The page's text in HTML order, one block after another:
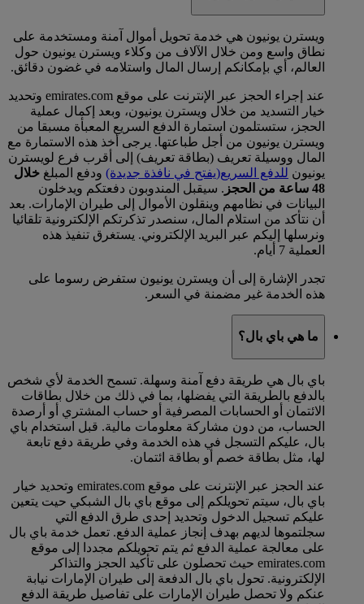
ويسترن يونيون هي خدمة تحويل أموال آمنة ومستخدمة على
نطاق واسع ومن خلال الآلاف من وكلاء ويسترن يونيون حول
العالم، أي بإمكانكم إرسال المال واستلامه في غضون دقائق.
عند إجراء الحجز عبر الإنترنت على موقع emirates.com وتحديد
خيار التسديد من خلال ويسترن يونيون، وبعد إكمال عملية
الحجز، ستستلمون استمارة الدفع السريع المعبأة مسبقا من
ويسترن يونيون من أجل طباعتها. يرجى أخذ هذه الاستمارة مع
المال ووسيلة تعريف (بطاقة تعريف) إلى أقرب فرع لويسترن
يونيون للدفع السريع(يفتح في نافذة جديدة) ودفع المبلغ خلال
48 ساعة من الحجز
. سيقبل المندوبون دفعتكم ويدخلون
البيانات في نظامهم وينقلون الأموال إلى طيران الإمارات. بعد
أن نتأكد من استلام المال، سنصدر تذكرتكم الإلكترونية تلقائيا
ونرسلها إليكم عبر البريد الإلكتروني. يستغرق تنفيذ هذه
العملية 7 أيام.
تجدر الإشارة إلى أن ويسترن يونيون ستفرض رسوما على
هذه الخدمة غير مضمنة في السعر.
ما هي باي بال؟
باي بال هي طريقة دفع آمنة وسهلة. تسمح الخدمة لأي شخص
بالدفع بالطريقة التي يفضلها، بما في ذلك من خلال بطاقات
الائتمان أو الحسابات المصرفية أو حساب المشتري أو أرصدة
الحساب، من دون مشاركة معلومات مالية. قبل استخدام باي
بال، عليكم التسجل في هذه الخدمة وفي طريقة دفع تابعة
لها، مثل بطاقة خصم أو بطاقة ائتمان.
عند الحجز عبر الإنترنت على موقع emirates.com وتحديد خيار
باي بال، سيتم تحويلكم إلى موقع باي بال الشبكي حيت يتعين
عليكم تسجيل الدخول وتحديد إحدى طرق الدفع التي
سجلتموها لديهم بهدف إنجاز عملية الدفع. تعمل خدمة باي بال
على معالجة عملية الدفع ثم يتم تحويلكم مجددا إلى موقع
emirates.com حيث تحصلون على تأكيد الحجز والتذاكر
الإلكترونية. تحول باي بال الدفعة إلى طيران الإمارات نيابة
عنكم ولا تحصل طيران الإمارات على تفاصيل طريقة الدفع